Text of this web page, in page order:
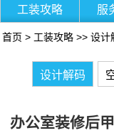
工装攻略 服
首页 > 工装攻略 >> 设计
设计解码
办公室装修后